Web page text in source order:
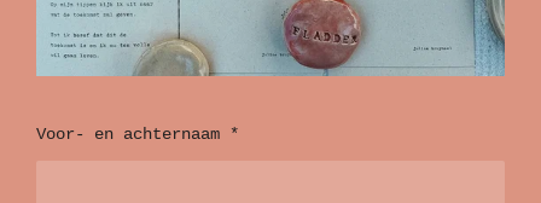
Voor- en achternaam *